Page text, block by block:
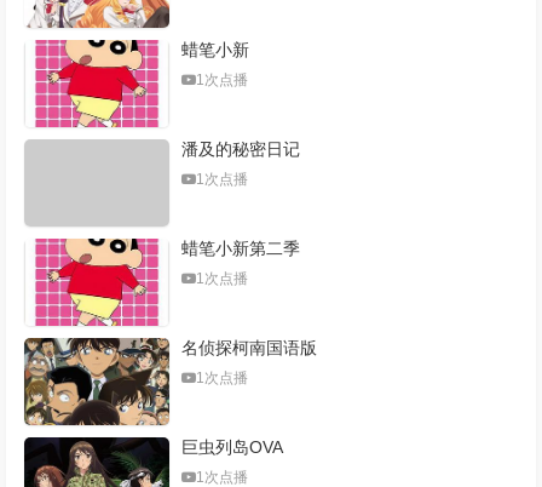
蜡笔小新
1次点播
潘及的秘密日记
1次点播
蜡笔小新第二季
1次点播
名侦探柯南国语版
1次点播
巨虫列岛OVA
1次点播